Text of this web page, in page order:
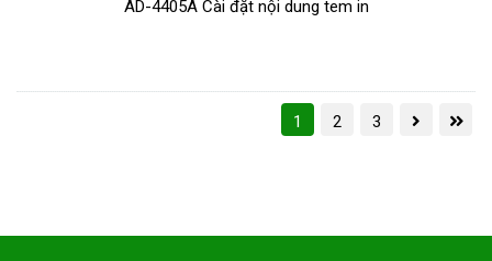
AD-4405A Cài đặt nội dung tem in
1 2 3